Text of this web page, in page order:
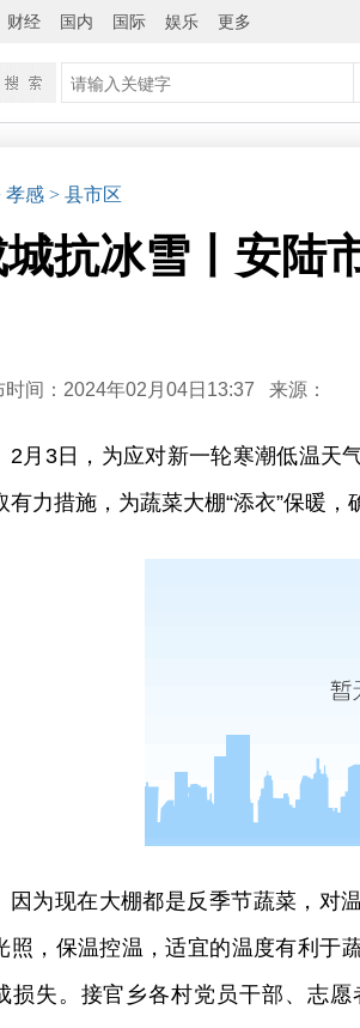
财经 国内 国际 娱乐 更多
孝感 > 县市区
抗冰雪丨安陆
时间：2024年02月04日13:37 来源：
2月3日，为应对新一轮寒潮低温天
有力措施，为蔬菜大棚“添衣”保暖
因为现在大棚都是反季节蔬菜，对
照，保温控温，适宜的温度有利于
损失。接官乡各村党员干部、志